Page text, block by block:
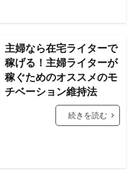
主婦なら在宅ライターで
稼げる！主婦ライターが
稼ぐためのオススメのモ
チベーション維持法
続きを読む